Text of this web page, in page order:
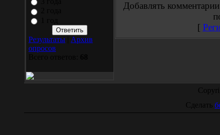
Результаты
Архив
опросов
Добавлять
[
Сделать